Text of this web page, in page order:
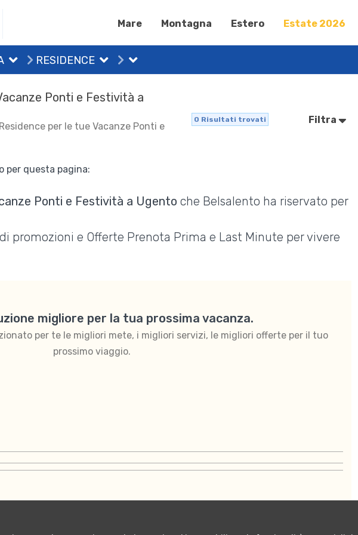
Mare Montagna Estero Estate 2026
RESIDENCE
Ponti e Festività a
per le tue Vacanze Ponti e
0 Risultati trovati Filtra
per questa pagina:
Ponti e Festività a Ugento che Belsalento ha riservato per
promozioni e Offerte Prenota Prima e Last Minute per vivere
migliore per la tua prossima vacanza.
per te le migliori mete, i migliori servizi, le migliori offerte per il tuo
prossimo viaggio.